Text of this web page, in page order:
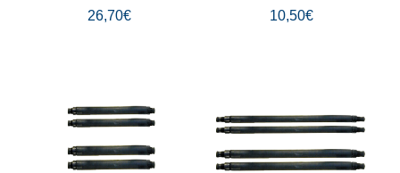
26,70€ 10,50€